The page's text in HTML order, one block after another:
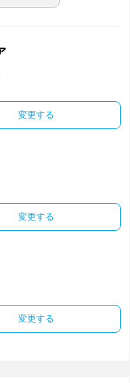
変更する
変更する
変更する